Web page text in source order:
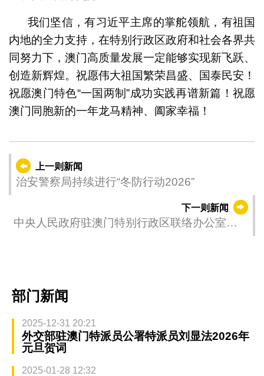
我们坚信，有习近平主席的掌舵领航，有祖国
内地的全力支持，在特别行政区政府和社会各界共
同努力下，澳门高质量发展一定能够实现新飞跃、
创造新辉煌。祝愿伟大祖国繁荣昌盛、国泰民安！
祝愿澳门特色“一国两制”成功实践再谱新篇！祝愿
澳门同胞新的一年龙马精神、阖家幸福！
上一则新闻
治安警察局持续进行“冬防行动2026”
下一则新闻
中央人民政府驻澳门特别行政区联络办公室主
部门新闻
2025-12-31 20:21
外交部驻澳门特派员公署特派员刘显法2026年
元旦贺词
2025-01-28 12:32